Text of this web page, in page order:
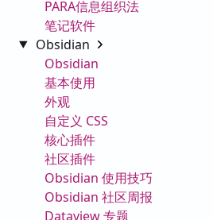
PARA信息组织法
笔记软件
Obsidian
Obsidian
基本使用
外观
自定义 CSS
核心插件
社区插件
Obsidian 使用技巧
Obsidian 社区周报
Dataview 专题